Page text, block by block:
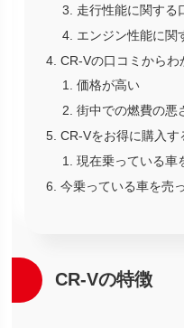
走行性能に関する
エンジン性能に関
CR-Vの口コミからわ
価格が高い
街中での燃費の悪
CR-Vをお得に購入す
現在乗っている車
今乗っている車を売
CR-Vの特徴